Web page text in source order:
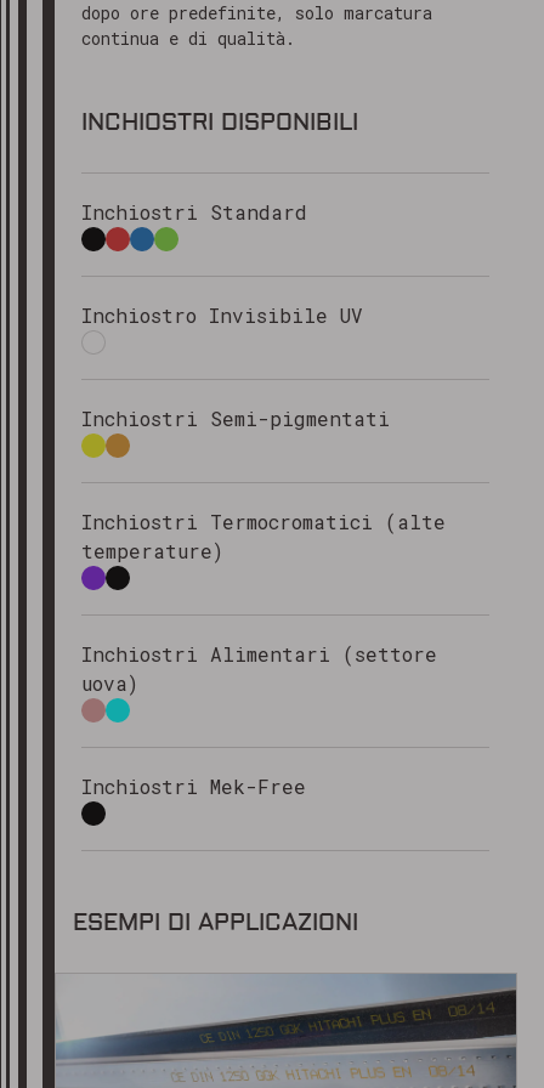
dopo ore predefinite, solo marcatura
continua e di qualità.
INCHIOSTRI DISPONIBILI
Inchiostri Standard
Inchiostro Invisibile UV
Inchiostri Semi-pigmentati
Inchiostri Termocromatici (alte
temperature)
Inchiostri Alimentari (settore
uova)
Inchiostri Mek-Free
ESEMPI DI APPLICAZIONI